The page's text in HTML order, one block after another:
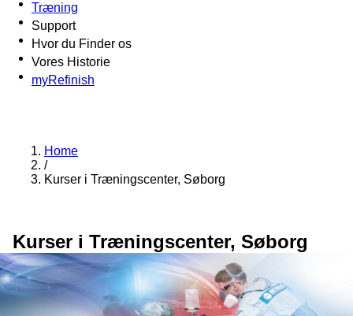
Træning
Support
Hvor du Finder os
Vores Historie
myRefinish
Home
/
Kurser i Træningscenter, Søborg
Kurser i Træningscenter, Søborg